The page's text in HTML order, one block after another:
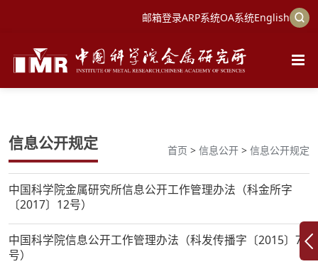
邮箱登录ARP系统OA系统English
信息公开规定 首页 > 信息公开 > 信息公开规定
中国科学院金属研究所信息公开工作管理办法（科金所字
〔2017〕12号）
中国科学院信息公开工作管理办法（科发传播字〔2015〕7
号）